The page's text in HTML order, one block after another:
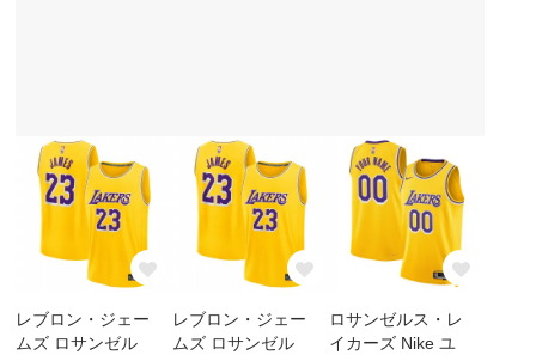
レブロン・ジェー
ムズ ロサンゼル
レブロン・ジェー
ムズ ロサンゼル
ロサンゼルス・レ
イカーズ Nike ユ